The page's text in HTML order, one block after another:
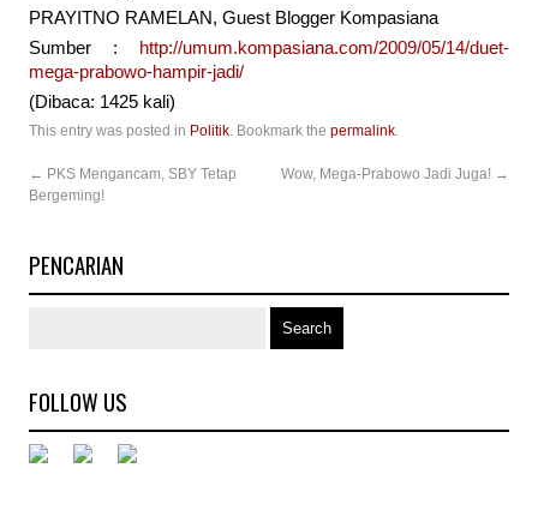
PRAYITNO RAMELAN, Guest Blogger Kompasiana
Sumber :
http://umum.kompasiana.com/2009/05/14/duet-
mega-prabowo-hampir-jadi/
(Dibaca: 1425 kali)
This entry was posted in Politik. Bookmark the permalink.
← PKS Mengancam, SBY Tetap
Bergeming!
Wow, Mega-Prabowo Jadi Juga! →
PENCARIAN
FOLLOW US